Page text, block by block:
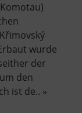
wurde
der
den
ist de.. »